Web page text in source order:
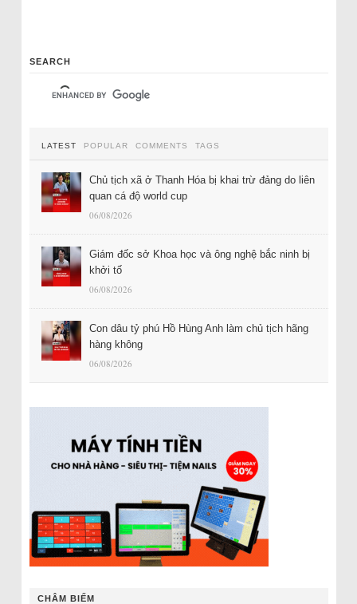
SEARCH
LATEST POPULAR COMMENTS TAGS
Chủ tịch xã ở Thanh Hóa bị khai trừ đảng do liên
quan cá độ world cup
06/08/2026
Giám đốc sở Khoa học và ông nghệ bắc ninh bị
khởi tố
06/08/2026
Con dâu tỷ phú Hồ Hùng Anh làm chủ tịch hãng
hàng không
06/08/2026
CHÂM BIẾM